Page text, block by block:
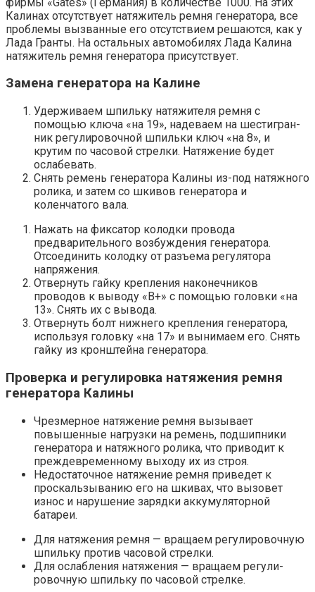
Калинах отсутствует натяжитель ремня генератора, все
проблемы вызванные его отсутствием решаются, как у
Лада Гранты. На остальных автомобилях Лада Калина
натяжитель ремня генератора присутствует.
Замена генератора на Калине
Удерживаем шпильку натяжителя ремня с
помощью ключа «на 19», надеваем на шестигран­
ник регулировочной шпильки ключ «на 8», и
крутим по часо­вой стрелки. Натяжение будет
ослабевать.
Снять ремень генератора Калины из-под на­тяжного
ролика, и затем со шкивов генерато­ра и
коленчатого вала.
Нажать на фиксатор колодки про­вода
предварительного возбуж­дения генератора.
Отсоединить колодку от разъема регулятора
напряжения.
Отвернуть гайку крепления наконечников
проводов к выводу «В+» с помощью головки «на
13». Снять их с вывода.
Отвернуть болт нижнего крепления генера­тора,
используя головку «на 17» и вынимаем его. Снять
гайку из кронштейна ге­нератора.
Проверка и регулировка натяжения ремня
генератора Калины
Чрезмерное натяжение ремня вызы­вает
повышенные нагрузки на ремень, подшипники
генератора и натяжного ролика, что приводит к
преждевре­менному выходу их из строя.
Недоста­точное натяжение ремня приведет к
проскальзыванию его на шкивах, что вызовет
износ и нарушение заряд­ки аккумуляторной
батареи.
Для натяжения ремня — вращаем регули­ровочную
шпильку против часо­вой стрелки.
Для ослабления натяжения — вращаем регули­
ровочную шпильку по часо­вой стрелке.